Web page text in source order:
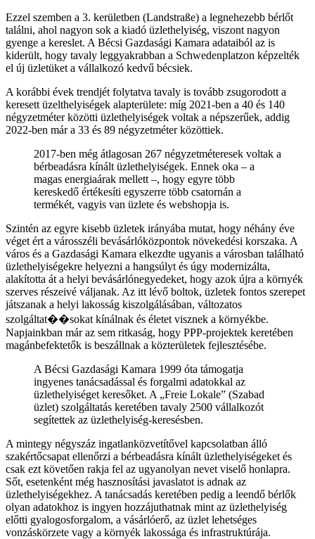
Ezzel szemben a 3. kerületben (Landstraße) a legnehezebb bérlőt
találni, ahol nagyon sok a kiadó üzlethelyiség, viszont nagyon
gyenge a kereslet. A Bécsi Gazdasági Kamara adataiból az is
kiderült, hogy tavaly leggyakrabban a Schwedenplatzon képzelték
el új üzletüket a vállalkozó kedvű bécsiek.
A korábbi évek trendjét folytatva tavaly is tovább zsugorodott a
keresett üzelthelyiségek alapterülete: míg 2021-ben a 40 és 140
négyzetméter közötti üzlethelyiségek voltak a népszerűek, addig
2022-ben már a 33 és 89 négyzetméter közöttiek.
2017-ben még átlagosan 267 négyzetméteresek voltak a
bérbeadásra kínált üzlethelyiségek. Ennek oka – a
magas energiaárak mellett –, hogy egyre több
kereskedő értékesíti egyszerre több csatornán a
termékét, vagyis van üzlete és webshopja is.
Szintén az egyre kisebb üzletek irányába mutat, hogy néhány éve
véget ért a városszéli bevásárlóközpontok növekedési korszaka. A
város és a Gazdasági Kamara elkezdte ugyanis a városban található
üzlethelyiségekre helyezni a hangsúlyt és úgy modernizálta,
alakította át a helyi bevásárlónegyedeket, hogy azok újra a környék
szerves részeivé váljanak. Az itt lévő boltok, üzletek fontos szerepet
játszanak a helyi lakosság kiszolgálásában, változatos
szolgáltat��sokat kínálnak és életet visznek a környékbe.
Napjainkban már az sem ritkaság, hogy PPP-projektek keretében
magánbefektetők is beszállnak a közterületek fejlesztésébe.
A Bécsi Gazdasági Kamara 1999 óta támogatja
ingyenes tanácsadással és forgalmi adatokkal az
üzlethelyiséget keresőket. A „Freie Lokale” (Szabad
üzlet) szolgáltatás keretében tavaly 2500 vállalkozót
segítettek az üzlethelyiség-keresésben.
A mintegy négyszáz ingatlanközvetítővel kapcsolatban álló
szakértőcsapat ellenőrzi a bérbeadásra kínált üzlethelyiségeket és
csak ezt követően rakja fel az ugyanolyan nevet viselő honlapra.
Sőt, esetenként még hasznosítási javaslatot is adnak az
üzlethelyiségekhez. A tanácsadás keretében pedig a leendő bérlők
olyan adatokhoz is ingyen hozzájuthatnak mint az üzlethelyiség
előtti gyalogosforgalom, a vásárlóerő, az üzlet lehetséges
vonzáskörzete vagy a környék lakossága és infrastruktúrája.